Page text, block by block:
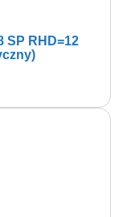
SP RHD=12